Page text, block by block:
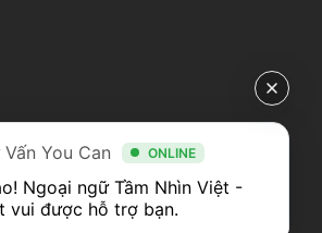
Vấn You Can ONLINE
Ngoại ngữ Tầm Nhìn Việt -
vui được hỗ trợ bạn.